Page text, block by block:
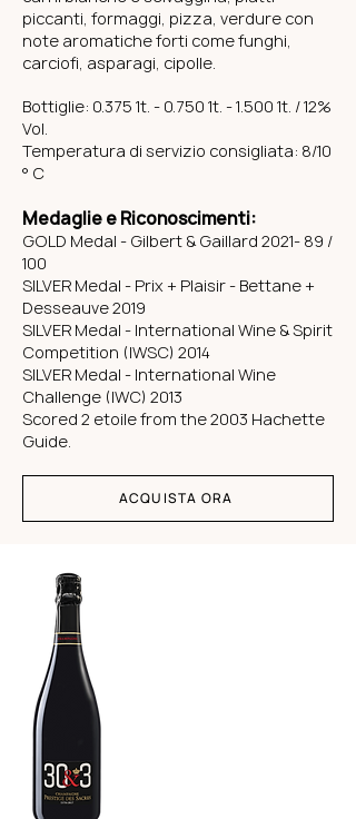
piccanti, formaggi, pizza, verdure con
note aromatiche forti come funghi,
carciofi, asparagi, cipolle.
Bottiglie: 0.375 1t. - 0.750 1t. - 1.500 1t. /12%
Vol.
Temperatura di servizio consigliata: 8/10
° C
Medaglie e Riconoscimenti:
GOLD Medal - Gilbert & Gaillard 2021- 89 /
100
SILVER Medal - Prix + Plaisir - Bettane +
Desseauve 2019
SILVER Medal - International Wine & Spirit
Competition (IWSC) 2014
SILVER Medal - International Wine
Challenge (IWC) 2013
Scored 2 etoile from the 2003 Hachette
Guide.
ACQUISTA ORA